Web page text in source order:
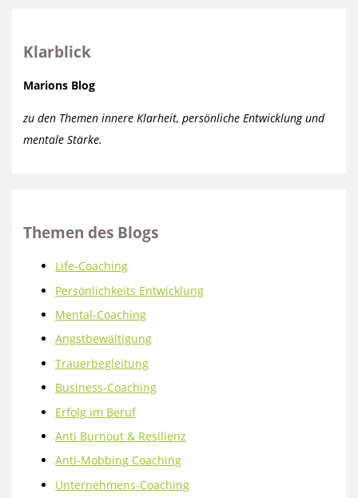
Klarblick
Marions Blog
zu den Themen innere Klarheit, persönliche Entwicklung und
mentale Stärke.
Themen des Blogs
Life-Coaching
Persönlichkeits Entwicklung
Mental-Coaching
Angstbewältigung
Trauerbegleitung
Business-Coaching
Erfolg im Beruf
Anti Burnout & Resilienz
Anti-Mobbing Coaching
Unternehmens-Coaching